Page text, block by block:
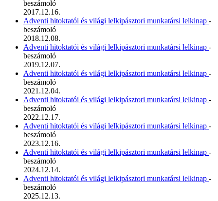
beszámoló
2017.12.16.
Adventi hitoktatói és világi lelkipásztori munkatársi lelkinap -
beszámoló
2018.12.08.
Adventi hitoktatói és világi lelkipásztori munkatársi lelkinap -
beszámoló
2019.12.07.
Adventi hitoktatói és világi lelkipásztori munkatársi lelkinap -
beszámoló
2021.12.04.
Adventi hitoktatói és világi lelkipásztori munkatársi lelkinap -
beszámoló
2022.12.17.
Adventi hitoktatói és világi lelkipásztori munkatársi lelkinap -
beszámoló
2023.12.16.
Adventi hitoktatói és világi lelkipásztori munkatársi lelkinap -
beszámoló
2024.12.14.
Adventi hitoktatói és világi lelkipásztori munkatársi lelkinap -
beszámoló
2025.12.13.